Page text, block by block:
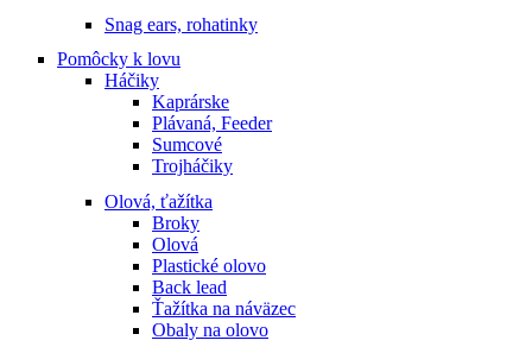
Snag ears, rohatinky
Pomôcky k lovu
Háčiky
Kaprárske
Plávaná, Feeder
Sumcové
Trojháčiky
Olová, ťažítka
Broky
Olová
Plastické olovo
Back lead
Ťažítka na náväzec
Obaly na olovo